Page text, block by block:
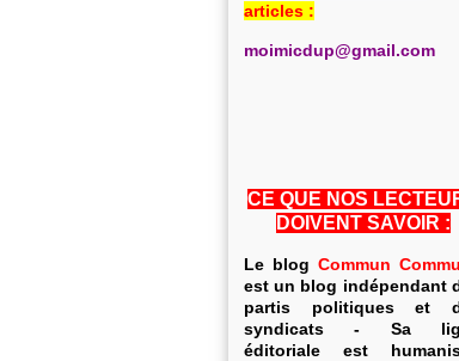
articles :
moimicdup@gmail.com
CE QUE NOS
DOIVENT SAVOIR :
Le blog Commun
est un blog indépendant
partis politiques et
syndicats - Sa
éditoriale est